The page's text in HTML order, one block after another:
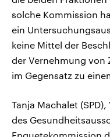
solche Kommission
ein
keine Mittel der
der Vernehmung von
im Gegensatz zu
Tanja Machalet
des